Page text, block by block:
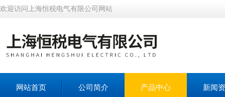
欢迎访问上海恒税电气有限公司网站
网站首页 公司简介 产品中心 新闻